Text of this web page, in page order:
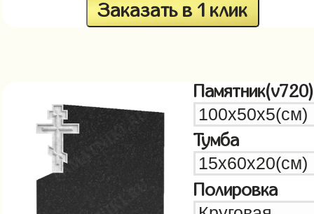
Заказать в 1 клик
Памятник(v720)
Тумба
Полировка